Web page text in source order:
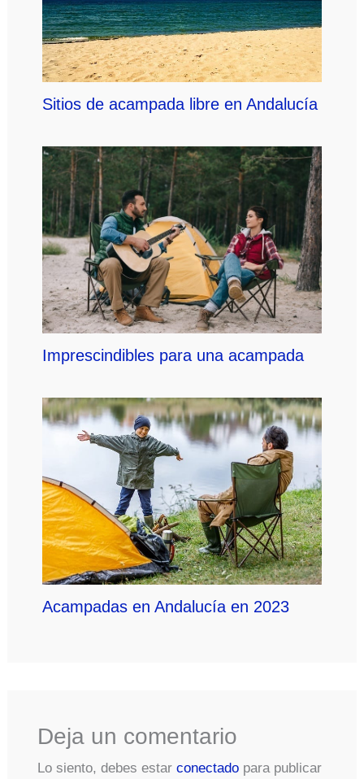
Sitios de acampada libre en Andalucía
Imprescindibles para una acampada
Acampadas en Andalucía en 2023
Deja un comentario
Lo siento, debes estar conectadopara publicar